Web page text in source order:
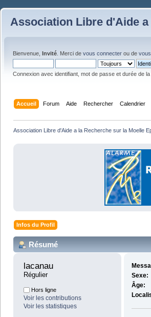
Association Libre d'Aide
Bienvenue, Invité . Merci de vous connecter ou de
Connexion avec identifiant, mot de passe et durée de
Accueil Forum Aide Rechercher Calendrier
Association Libre d'Aide a la Recherche sur la Moelle
Infos du Profil
Résumé
lacanau
Régulier
Hors ligne
Voir les contributions
Voir les statistiques
Sexe:
Âge: